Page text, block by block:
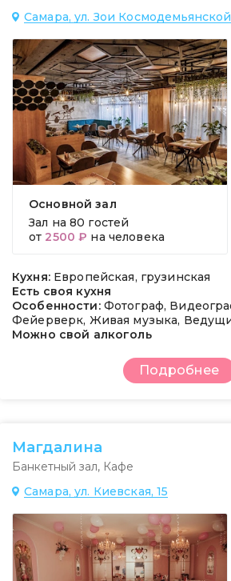
Самара, ул. Зои
Основной зал
Зал на 80 гостей
от 2500 ₽ на человека
Кухня: Европейская, грузинская
Есть своя кухня
Особенности: Фотограф,
Фейерверк, Живая музыка,
Можно свой алкоголь
Подробнее
Магдалина
Банкетный зал, Кафе
Самара, ул. Киевская, 15